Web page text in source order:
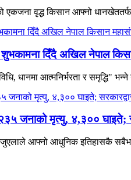
एकजना वृद्ध किसान आफ्नो
दिँदै अखिल नेपाल
धानमा आत्मनिर्भरता र समृद्धि"
जनाको मृत्यु, ४,३०० घाइते;
आफ्नो आधुनिक इतिहासकै